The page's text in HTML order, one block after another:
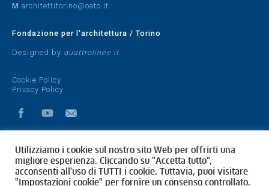
M architettitorino@oato.it
Fondazione per l'architettura / Torino
Designed by quattrolinee.it
Cookie Policy
Privacy Policy
Utilizziamo i cookie sul nostro sito Web per offrirti una
migliore esperienza. Cliccando su "Accetta tutto",
acconsenti all'uso di TUTTI i cookie. Tuttavia, puoi visitare
"Impostazioni cookie" per fornire un consenso controllato.